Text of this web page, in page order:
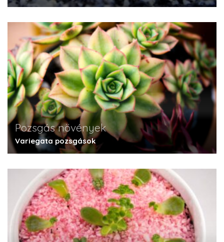
Pozsgás növények
Variegata pozsgások